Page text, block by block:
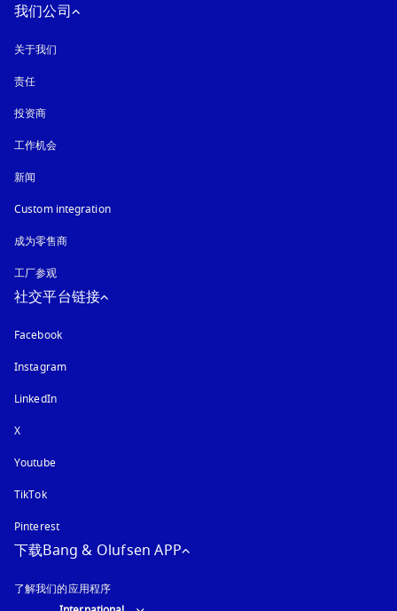
我们公司
关于我们
责任
投资商
工作机会
新闻
Custom integration
成为零售商
工厂参观
社交平台链接
Facebook
Instagram在新选项卡中打开
LinkedIn
X
Youtube在新选项卡中打开
TikTok
Pinterest
下载Bang & Olufsen APP
了解我们的应用程序